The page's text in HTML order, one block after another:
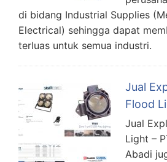
di bidang Industrial Supplies
Electrical) sehingga dapat
terluas untuk semua industri.
Jual
Flood
Jual
Light –
Abadi